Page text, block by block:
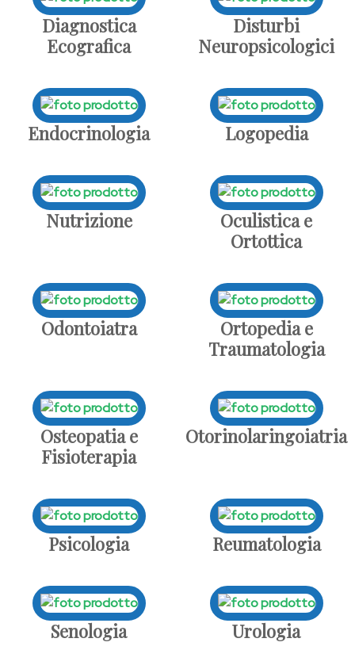
Diagnostica
Ecografica
Disturbi
Neuropsicologici
Endocrinologia Logopedia
Nutrizione
Oculistica e
Ortottica
Odontoiatra
Ortopedia e
Traumatologia
Osteopatia e
Fisioterapia
Otorinolaringoiatria
Psicologia Reumatologia
Senologia Urologia